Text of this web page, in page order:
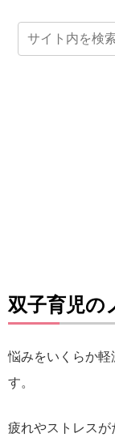
双子育児の
悩みをいくらか軽
す。
疲れやストレスが